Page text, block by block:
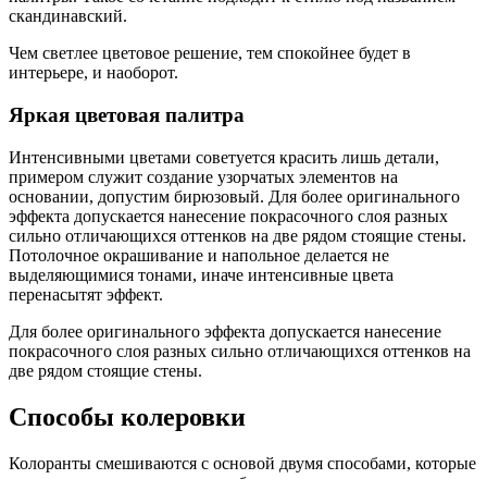
скандинавский.
Чем светлее цветовое решение, тем спокойнее будет в
интерьере, и наоборот.
Яркая цветовая палитра
Интенсивными цветами советуется красить лишь детали,
примером служит создание узорчатых элементов на
основании, допустим бирюзовый. Для более оригинального
эффекта допускается нанесение покрасочного слоя разных
сильно отличающихся оттенков на две рядом стоящие стены.
Потолочное окрашивание и напольное делается не
выделяющимися тонами, иначе интенсивные цвета
перенасытят эффект.
Для более оригинального эффекта допускается нанесение
покрасочного слоя разных сильно отличающихся оттенков на
две рядом стоящие стены.
Способы колеровки
Колоранты смешиваются с основой двумя способами, которые